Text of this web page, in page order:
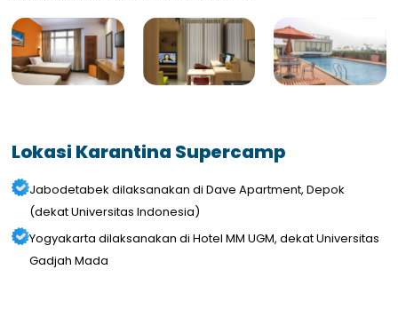
Lokasi Karantina Supercamp
Jabodetabek dilaksanakan di Dave Apartment, Depok
(dekat Universitas Indonesia)
Yogyakarta dilaksanakan di Hotel MM UGM, dekat Universitas
Gadjah Mada